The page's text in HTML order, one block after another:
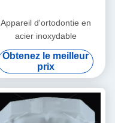
Appareil d'ortodontie en
acier inoxydable
Obtenez le meilleur
prix